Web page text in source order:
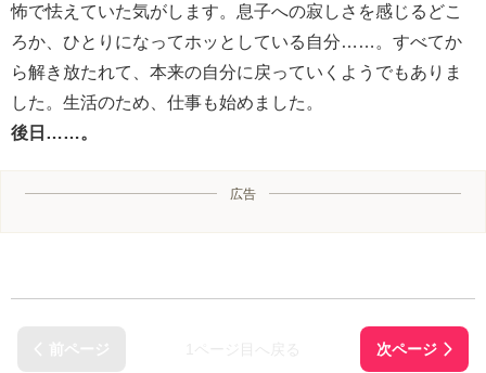
怖で怯えていた気がします。息子への寂しさを感じるどこ
ろか、ひとりになってホッとしている自分……。すべてか
ら解き放たれて、本来の自分に戻っていくようでもありま
した。生活のため、仕事も始めました。
後日……。
広告